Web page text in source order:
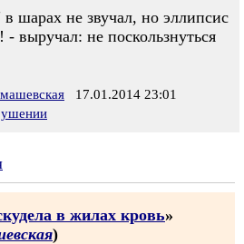
шарах не звучал, но эллипсис
- выручал: не поскользнуться
17.01.2014 23:01
в жилах кровь»
)